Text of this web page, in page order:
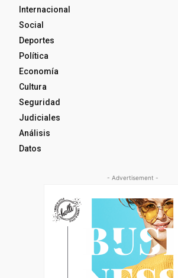
Internacional
Social
Deportes
Política
Economía
Cultura
Seguridad
Judiciales
Análisis
Datos
- Advertisement -